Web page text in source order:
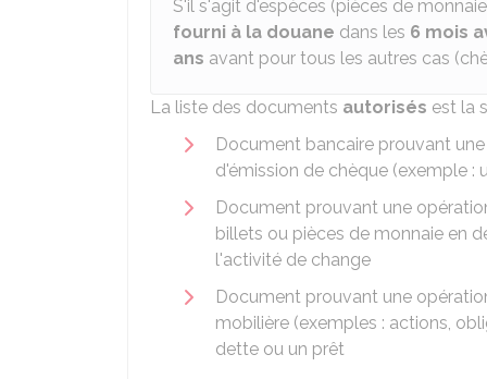
S'il s'agit d'espèces (pièces de
fourni à la douane dans les 6 mois
ans avant pour tous les autres cas
La liste des documents autorisés est la
Document bancaire prouvant
d'émission de chèque (exemple :
Document prouvant une
billets ou pièces de monnaie en
l'activité de change
Document prouvant une
mobilière (exemples : actions,
dette ou un prêt